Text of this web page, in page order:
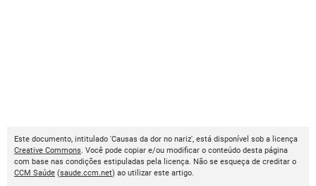
Este documento, intitulado 'Causas da dor no nariz', está disponível sob a licença
Creative Commons. Você pode copiar e/ou modificar o conteúdo desta página
com base nas condições estipuladas pela licença. Não se esqueça de creditar o
CCM Saúde (saude.ccm.net) ao utilizar este artigo.